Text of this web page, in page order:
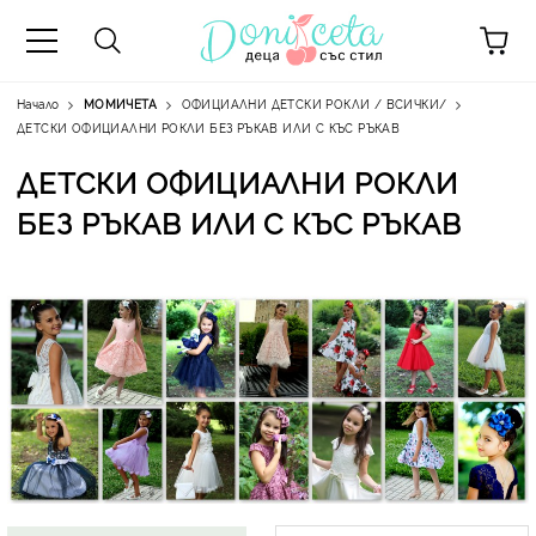
Начало МОМИЧЕТА
ОФИЦИАЛНИ ДЕТСКИ РОКЛИ / ВСИЧКИ/
ДЕТСКИ ОФИЦИАЛНИ РОКЛИ БЕЗ РЪКАВ ИЛИ С КЪС РЪКАВ
ДЕТСКИ ОФИЦИАЛНИ РОКЛИ
БЕЗ РЪКАВ ИЛИ С КЪС РЪКАВ